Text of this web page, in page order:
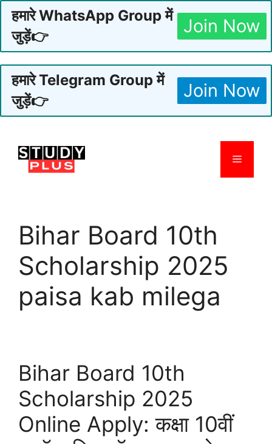
हमारे WhatsApp Group में
जुड़ें👉
Join Now
हमारे Telegram Group में
जुड़ें👉
Join Now
content
Menu
Bihar Board 10th
Scholarship 2025
paisa kab milega
Bihar Board 10th
Scholarship 2025
Online Apply: कक्षा 10वीं